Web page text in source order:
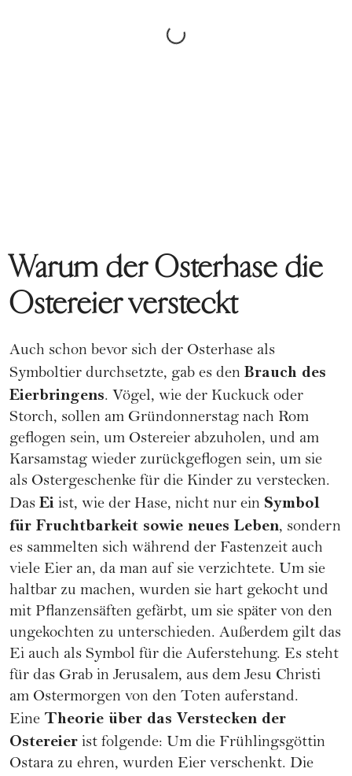
Warum der Osterhase die
Ostereier versteckt
Auch schon bevor sich der Osterhase als
Symboltier durchsetzte, gab es den Brauch des
Eierbringens. Vögel, wie der Kuckuck oder
Storch, sollen am Gründonnerstag nach Rom
geflogen sein, um Ostereier abzuholen, und am
Karsamstag wieder zurückgeflogen sein, um sie
als Ostergeschenke für die Kinder zu verstecken.
Das Ei ist, wie der Hase, nicht nur ein Symbol
für Fruchtbarkeit sowie neues Leben, sondern
es sammelten sich während der Fastenzeit auch
viele Eier an, da man auf sie verzichtete. Um sie
haltbar zu machen, wurden sie hart gekocht und
mit Pflanzensäften gefärbt, um sie später von den
ungekochten zu unterschieden. Außerdem gilt das
Ei auch als Symbol für die Auferstehung. Es steht
für das Grab in Jerusalem, aus dem Jesu Christi
am Ostermorgen von den Toten auferstand.
Eine Theorie über das Verstecken der
Ostereier ist folgende: Um die Frühlingsgöttin
Ostara zu ehren, wurden Eier verschenkt. Die